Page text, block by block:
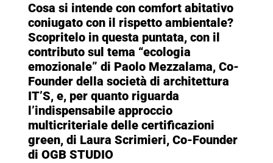
Cosa si intende con comfort abitativo
coniugato con il rispetto ambientale?
Scopritelo in questa puntata, con il
contributo sul tema “ecologia
emozionale” di Paolo Mezzalama, Co-
Founder della società di architettura
IT’S, e, per quanto riguarda
l’indispensabile approccio
multicriteriale delle certificazioni
green, di Laura Scrimieri, Co-Founder
di OGB STUDIO